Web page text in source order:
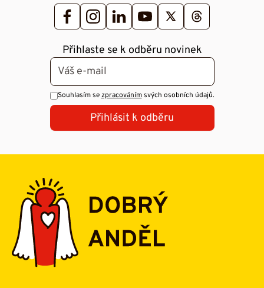
Přihlaste se k odběru novinek
Souhlasím sezpracovánímsvých osobních údajů.
Přihlásit k odběru